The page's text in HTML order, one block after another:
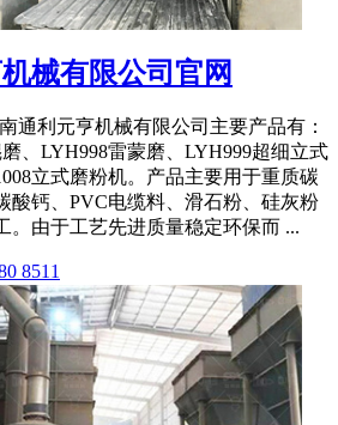
械有限公司官网
通利元亨机械有限公司主要产品有：
、LYH998雷蒙磨、LYH999超细立式
立式磨粉机。产品主要用于重质碳
酸钙、PVC电缆料、滑石粉、硅灰粉
。由于工艺先进质量稳定环保而 ...
8511